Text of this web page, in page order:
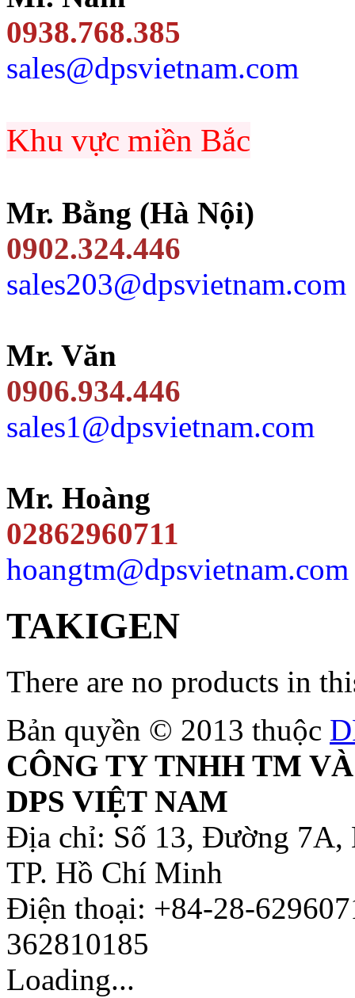
0938.768.385
sales@dpsvietnam.com
Khu vực miền Bắc
Mr. Bằng (Hà Nội)
0902.324.446
sales203@dpsvietnam.com
Mr. Văn
0906.934.446
sales1@dpsvietnam.com
Mr. Hoàng
02862960711
hoangtm@dpsvietnam.com
TAKIGEN
There are no products in
Bản quyền © 2013 thuộc
CÔNG TY TNHH TM
DPS VIỆT NAM
Địa chỉ: Số 13, Đường 7A,
TP. Hồ Chí Minh
Điện thoại: +84-28-
362810185
Loading...